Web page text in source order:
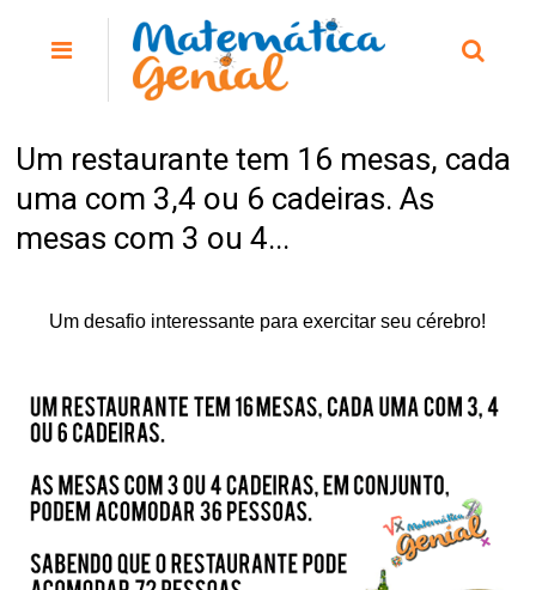
Um restaurante tem 16 mesas, cada
uma com 3,4 ou 6 cadeiras. As
mesas com 3 ou 4...
Um desafio interessante para exercitar seu cérebro!